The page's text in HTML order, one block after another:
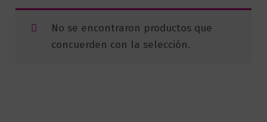
No se encontraron productos que
concuerden con la selección.